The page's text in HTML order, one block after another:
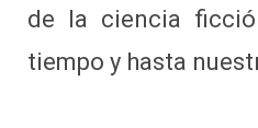
de la ciencia
tiempo y hasta